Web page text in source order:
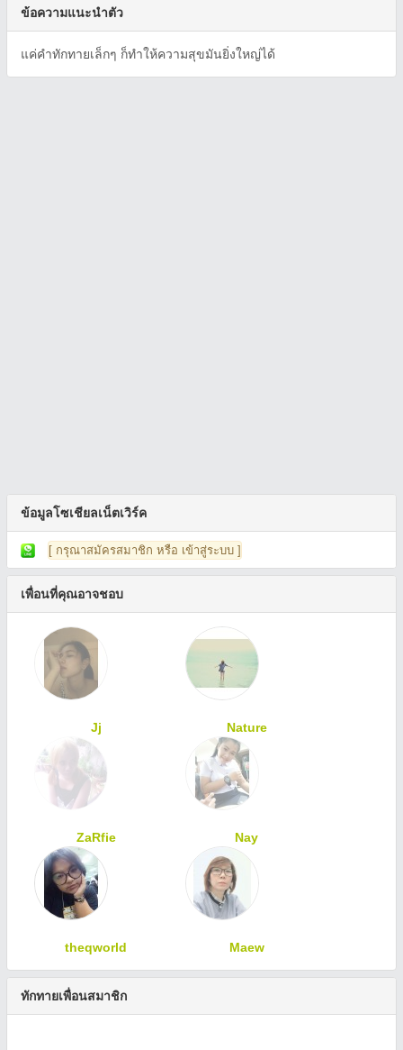
ข้อความแนะนำตัว
แค่คำทักทายเล็กๆ ก็ทำให้ความสุขมันยิ่งใหญ่ได้
ข้อมูลโซเชียลเน็ตเวิร์ค
[ กรุณาสมัครสมาชิก หรือ เข้าสู่ระบบ ]
เพื่อนที่คุณอาจชอบ
Jj Nature
ZaRfie Nay
theqworld Maew
ทักทายเพื่อนสมาชิก